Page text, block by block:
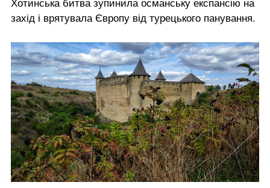
Хотинська битва зупинила османську експансію на
захід і врятувала Європу від турецького панування.